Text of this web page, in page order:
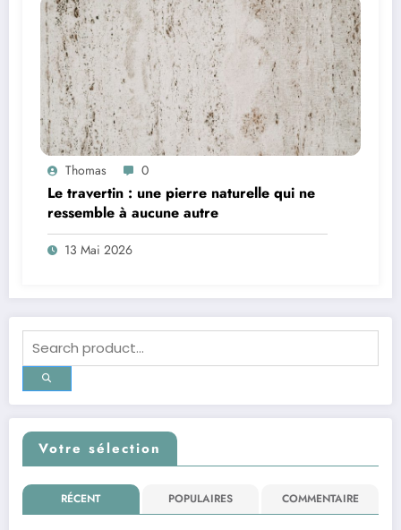
Thomas 0
Le travertin : une pierre naturelle qui ne
ressemble à aucune autre
13 Mai 2026
Votre sélection
RÉCENT POPULAIRES COMMENTAIRE